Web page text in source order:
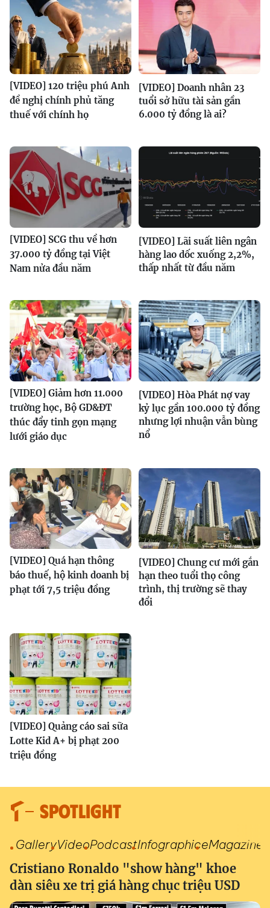
[VIDEO] 120 triệu phú Anh
đề nghị chính phủ tăng
thuế với chính họ
[VIDEO] Doanh nhân 23
tuổi sở hữu tài sản gần
6.000 tỷ đồng là ai?
[VIDEO] SCG thu về hơn
37.000 tỷ đồng tại Việt
Nam nửa đầu năm
[VIDEO] Lãi suất liên ngân
hàng lao dốc xuống 2,2%,
thấp nhất từ đầu năm
[VIDEO] Giảm hơn 11.000
trường học, Bộ GD&ĐT
thúc đẩy tinh gọn mạng
lưới giáo dục
[VIDEO] Hòa Phát nợ vay
kỷ lục gần 100.000 tỷ đồng
nhưng lợi nhuận vẫn bùng
nổ
[VIDEO] Quá hạn thông
báo thuế, hộ kinh doanh bị
phạt tới 7,5 triệu đồng
[VIDEO] Chung cư mới gắn
hạn theo tuổi thọ công
trình, thị trường sẽ thay
đổi
[VIDEO] Quảng cáo sai sữa
Lotte Kid A+ bị phạt 200
triệu đồng
SPOTLIGHT
GalleryVideoPodcastInfographiceMagazine
Cristiano Ronaldo "show hàng" khoe
dàn siêu xe trị giá hàng chục triệu USD